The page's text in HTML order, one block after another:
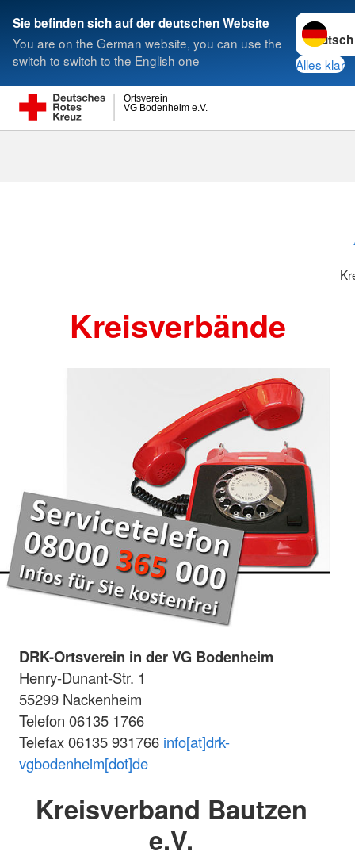
Sie befinden sich auf der deutschen Website
You are on the German website, you can use the
switch to switch to the English one
Sprache
Alles klar
VG Bodenheim e.V.
Ortsverein
Suche
Kreisverbände
DRK-Ortsverein in der VG Bodenheim
Henry-Dunant-Str. 1
55299 Nackenheim
Telefon 06135 1766
Telefax 06135 931766 info[at]drk-
vgbodenheim[dot]de
Kreisverband Bautzen
e.V.